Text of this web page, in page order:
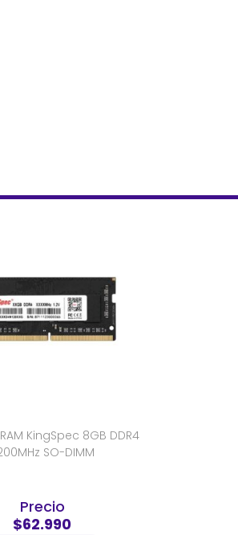
KingSpec 8GB DDR4
SO-DIMM
Precio
$62.990